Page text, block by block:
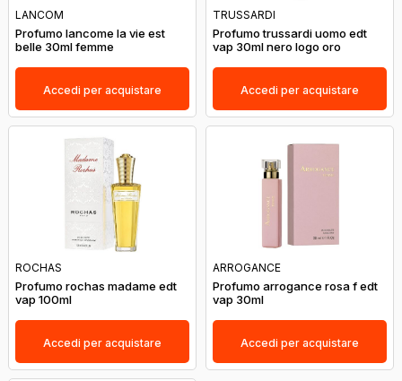
LANCOM
Profumo lancome la vie est
belle 30ml femme
Accedi per acquistare
TRUSSARDI
Profumo trussardi uomo edt
vap 30ml nero logo oro
Accedi per acquistare
ROCHAS
Profumo rochas madame edt
vap 100ml
Accedi per acquistare
ARROGANCE
Profumo arrogance rosa f edt
vap 30ml
Accedi per acquistare